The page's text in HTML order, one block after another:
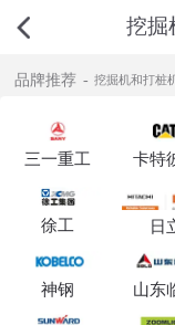
挖掘
品牌推荐 挖掘机和打桩
三一重工 卡特
徐工 日
神钢 山东